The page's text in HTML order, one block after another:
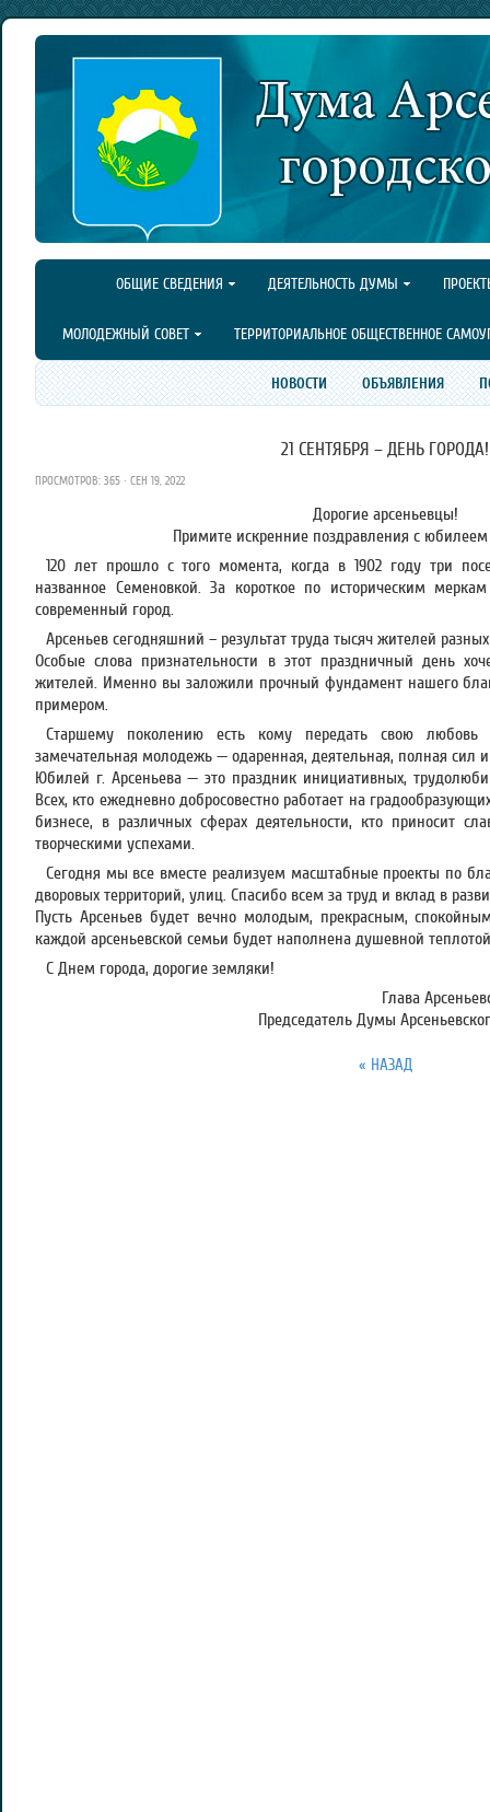
ОБЩИЕ СВЕДЕНИЯ ДЕЯТЕЛЬНОСТЬ ДУМЫ
МОЛОДЕЖНЫЙ СОВЕТ ТЕРРИТОРИАЛЬНОЕ ОБЩЕСТВЕННОЕ
НОВОСТИ ОБЪЯВЛЕНИЯ
21 СЕНТЯБРЯ – ДЕНЬ ГОРОДА!
ПРОСМОТРОВ: 365 · СЕН 19, 2022
Дорогие арсеньевцы!
Примите искренние поздравления с
120 лет прошло с того момента, когда в 1902 году три
названное Семеновкой. За короткое по историческим
современный город.
Арсеньев сегодняшний – результат труда тысяч жителей
Особые слова признательности в этот праздничный день
жителей. Именно вы заложили прочный фундамент нашего
примером.
Старшему поколению есть кому передать свою
замечательная молодежь — одаренная, деятельная, полная сил
Юбилей г. Арсеньева — это праздник инициативных,
Всех, кто ежедневно добросовестно работает на
бизнесе, в различных сферах деятельности, кто приносит
творческими успехами.
Сегодня мы все вместе реализуем масштабные проекты по
дворовых территорий, улиц. Спасибо всем за труд и вклад в
Пусть Арсеньев будет вечно молодым, прекрасным,
каждой арсеньевской семьи будет наполнена душевной
С Днем города, дорогие земляки!
Глава
Председатель Думы
« НАЗАД